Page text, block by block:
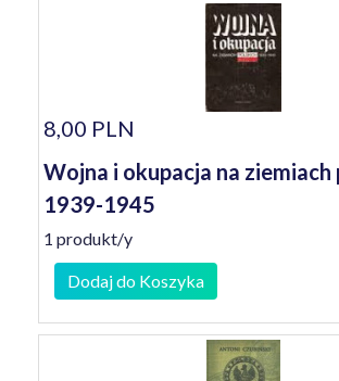
8,00 PLN
Wojna i okupacja na ziemiach
1939-1945
1 produkt/y
Dodaj do Koszyka